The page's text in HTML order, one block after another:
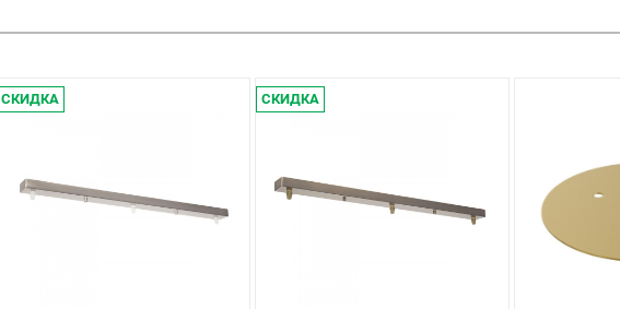
СКИДКА СКИДКА